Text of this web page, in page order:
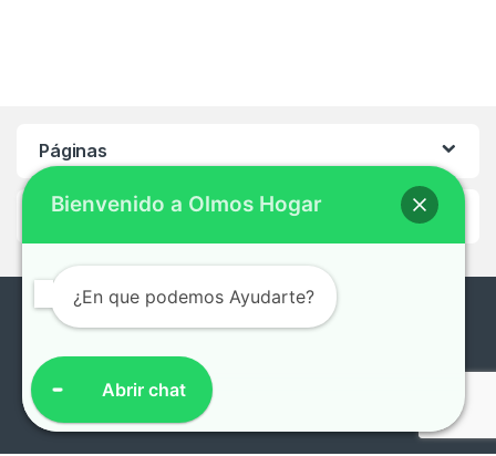
Páginas
Ayuda
¿En que te podemos ayudar?
0221-496-2922 /
0221-491-7132
Bienvenido a Olmos Hogar
¿En que podemos Ayudarte?
Abrir chat